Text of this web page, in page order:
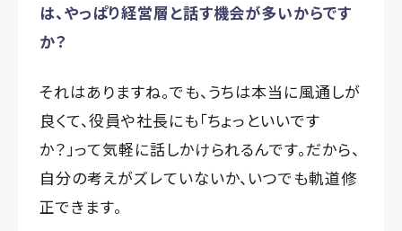
は、やっぱり経営層と話す機会が多いからです
か？
それはありますね。でも、うちは本当に風通しが
良くて、役員や社長にも「ちょっといいです
か？」って気軽に話しかけられるんです。だから、
自分の考えがズレていないか、いつでも軌道修
正できます。